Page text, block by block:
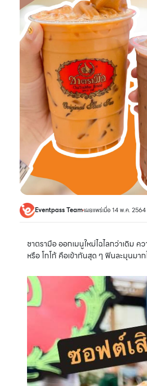
Eventpass Teamเผยแพร่เมื่อ 14 พ.ค. 2564
ชาตรามือ ออกเมนูใหม่ไฉไลกว่าเดิม
หรือ โกโก้ คือเข้ากันสุด ๆ ฟินละมุนมา